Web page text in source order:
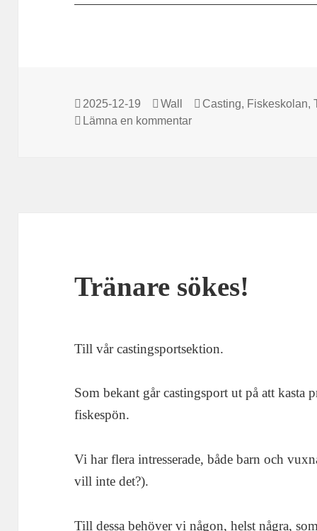
Postat
2025-12-19 Författare
Wall Kategorier
Casting, Fiskeskolan,
Lämna en kommentartill Läger under jullovet
Tränare sökes!
Till vår castingsportsektion.
Som bekant går castingsport ut på att kasta
fiskespön.
Vi har flera intresserade, både barn och
vill inte det?).
Till dessa behöver vi någon, helst några,